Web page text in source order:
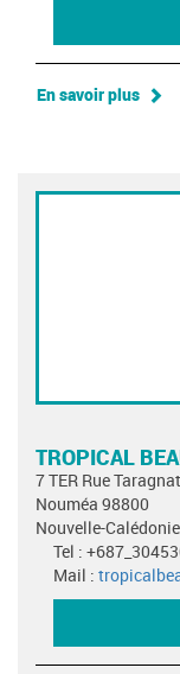
En savoir plus
TROPICAL
7 TER Rue Taragnat
Nouméa 98800
Nouvelle-Calédonie
Tel :
Mail :